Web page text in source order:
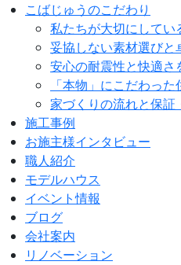
こばじゅうのこだわり
私たちが大切にしてい
妥協しない素材選びと
安心の耐震性と快適さ
「本物」にこだわっ
家づくりの流れと保証
施工事例
お施主様インタビュー
職人紹介
モデルハウス
イベント情報
ブログ
会社案内
リノベーション